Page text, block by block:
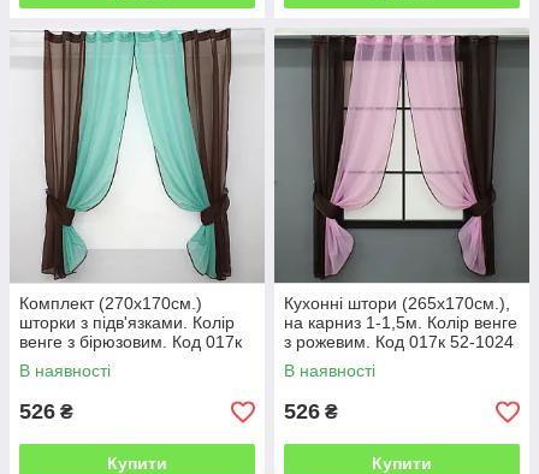
Комплект (270х170см.)
шторки з підв'язками. Колір
венге з бірюзовим. Код 017к
52-0319
В наявності
526 ₴
Купити
Кухонні штори (265х170см.),
на карниз 1-1,5м. Колір венге
з рожевим. Код 017к 52-1024
В наявності
526 ₴
Купити